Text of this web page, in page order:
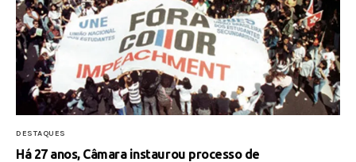
DESTAQUES
Há 27 anos, Câmara instaurou processo de